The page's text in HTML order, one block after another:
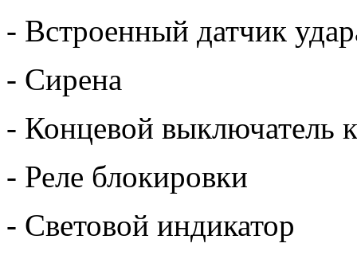
- Встроенный датчик
- Сирена
- Концевой выключатель
- Реле блокировки
- Световой индикатор